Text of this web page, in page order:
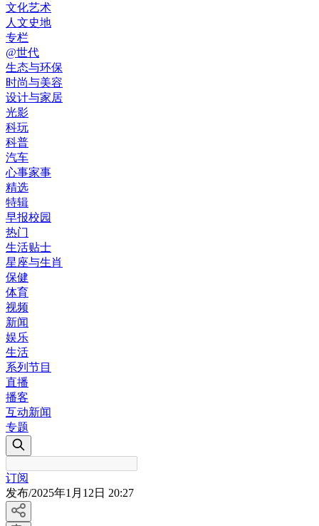
文化艺术
人文史地
专栏
@世代
生态与环保
时尚与美容
设计与家居
光影
科玩
科普
汽车
心事家事
精选
特辑
早报校园
热门
生活贴士
星座与生肖
保健
体育
视频
新闻
娱乐
生活
系列节目
直播
播客
互动新闻
专题
订阅
发布/2025年1月12日 20:27